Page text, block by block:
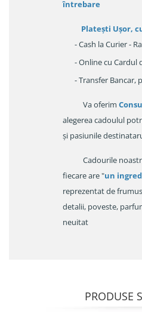
întrebare
Platești Ușor,
- Cash la Curier -
- Online cu Cardul
- Transfer Bancar,
Va oferim
alegerea cadoulul
și pasiunile
Cadourile
fiecare are "un
reprezentat de
detalii, poveste,
neuitat
PRODUSE